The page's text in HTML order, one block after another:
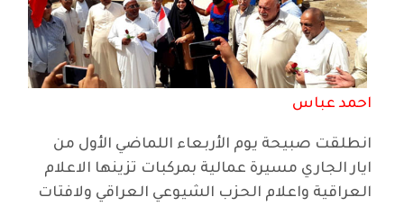
احمد عباس
انطلقت صبيحة يوم الأربعاء اللماضي الأول من
ايار الجاري مسيرة عمالية بمركبات تزينها الاعلام
العراقية واعلام الحزب الشيوعي العراقي ولافتات